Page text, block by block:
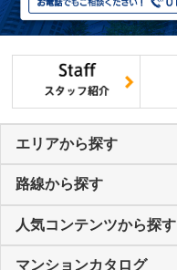
エリアから探す
路線から探す
人気コンテンツから探す
マンションカタログ